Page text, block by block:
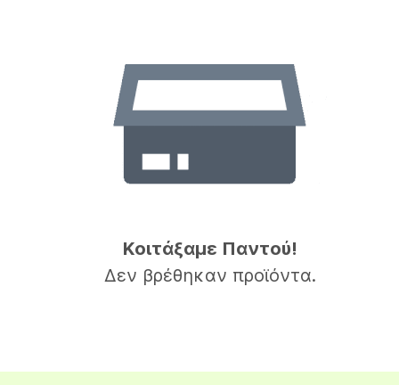
Κοιτάξαμε Παντού!
Δεν βρέθηκαν προϊόντα.